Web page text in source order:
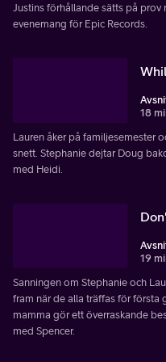
Justins förhållande sätts på
evenemang för Epic Records.
18
Lauren åker på familjesemester
snett. Stephanie dejtar Doug
med Heidi.
19
Sanningen om Stephanie och
fram när de alla träffas för första
mamma gör ett överraskande
med Spencer.